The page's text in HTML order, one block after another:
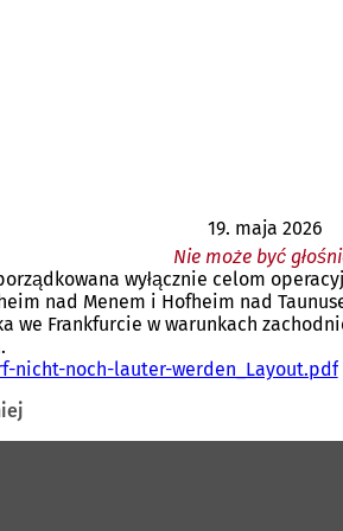
19. maja 2026
Nie może być
wyłącznie celom
nad Menem i Hofheim nad
Frankfurcie w warunkach
nicht-noch-lauter-werden_Layout.pdf